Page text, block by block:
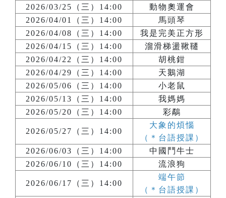
2026/03/25（三）14:00
動物奧運會
2026/04/01（三）14:00
馬頭琴
2026/04/08（三）14:00
我是完美正方形
2026/04/15（三）14:00
溜滑梯盪鞦韆
2026/04/22（三）14:00
胡桃鉗
2026/04/29（三）14:00
天鵝湖
2026/05/06（三）14:00
小老鼠
2026/05/13（三）14:00
我媽媽
2026/05/20（三）14:00
彩鷸
2026/05/27（三）14:00
大象的煩惱
（＊台語授課）
2026/06/03（三）14:00
中國鬥牛士
2026/06/10（三）14:00
流浪狗
2026/06/17（三）14:00
端午節
（＊台語授課）